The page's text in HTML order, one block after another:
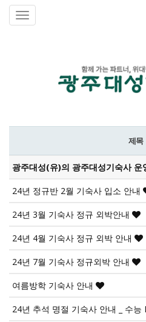
제목
광주대성(유)의 광주대성기숙사 운
24년 정규반 2월 기숙사 입소 안내
24년 3월 기숙사 정규 외박안내
24년 4월 기숙사 정규 외박 안내
24년 7월 기숙사 정규외박 안내
여름방학 기숙사 안내
24년 추석 명절 기숙사 안내 _ 수능